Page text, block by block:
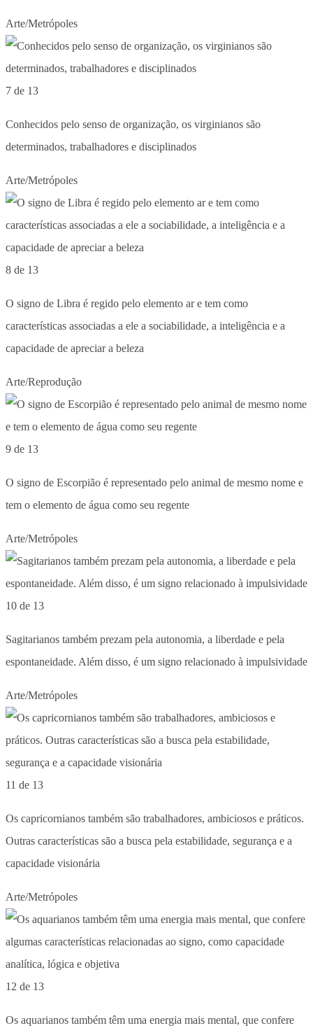
Arte/Metrópoles
7 de 13
Conhecidos pelo senso de organização, os virginianos são
determinados, trabalhadores e disciplinados
Arte/Metrópoles
8 de 13
O signo de Libra é regido pelo elemento ar e tem como
características associadas a ele a sociabilidade, a inteligência e a
capacidade de apreciar a beleza
Arte/Reprodução
9 de 13
O signo de Escorpião é representado pelo animal de mesmo nome e
tem o elemento de água como seu regente
Arte/Metrópoles
10 de 13
Sagitarianos também prezam pela autonomia, a liberdade e pela
espontaneidade. Além disso, é um signo relacionado à impulsividade
Arte/Metrópoles
11 de 13
Os capricornianos também são trabalhadores, ambiciosos e práticos.
Outras características são a busca pela estabilidade, segurança e a
capacidade visionária
Arte/Metrópoles
12 de 13
Os aquarianos também têm uma energia mais mental, que confere